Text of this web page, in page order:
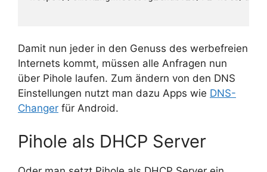
Damit nun jeder in den Genuss des werbefreien
Internets kommt, müssen alle Anfragen nun
über Pihole laufen. Zum ändern von den DNS
Einstellungen nutzt man dazu Apps wie DNS-
Changer für Android.
Pihole als DHCP Server